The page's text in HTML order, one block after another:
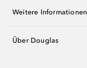
Weitere Informationen
Über Douglas